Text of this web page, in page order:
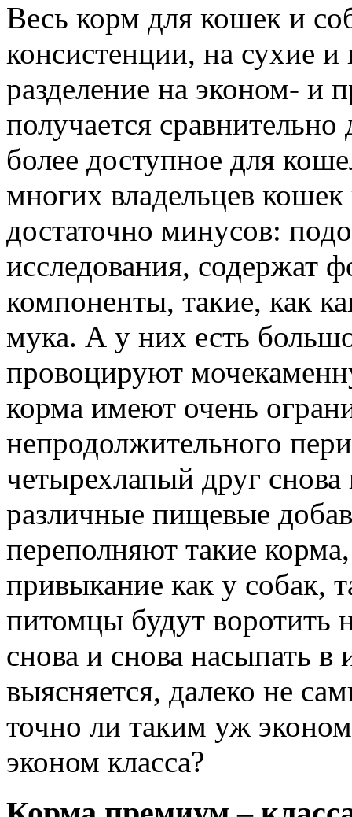
Весь корм для кошек и
консистенции, на сухие
разделение на эконом- и
получается
более доступное для
многих владельцев
достаточно минусов:
исследования, содержат
компоненты, такие, как
мука. А у них есть
провоцируют
корма имеют очень
непродолжительного
четырехлапый друг
различные пищевые
переполняют такие
привыкание как у собак,
питомцы будут воротить
снова и снова насыпать
выясняется, далеко не
точно ли таким уж
эконом класса?